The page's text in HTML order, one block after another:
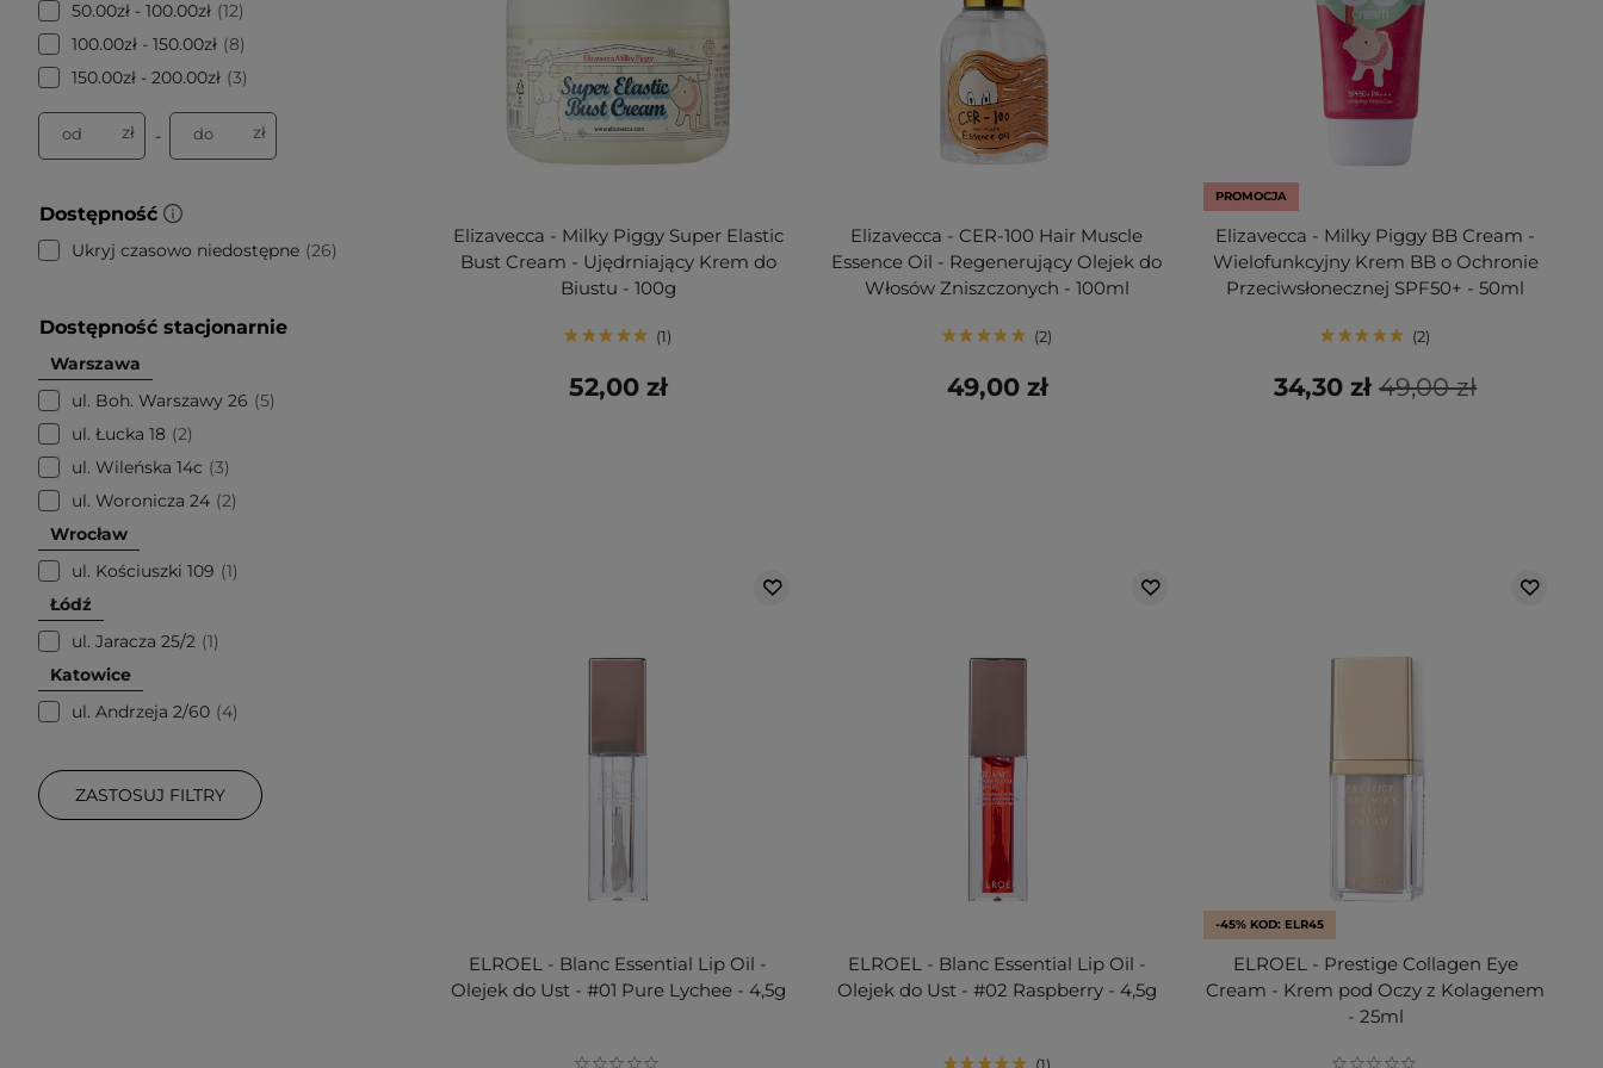
50.00zł - 100.00zł 12
100.00zł - 150.00zł 8
150.00zł - 200.00zł 3
od zł - do zł
Dostępność
Ukryj czasowo niedostępne 26
Dostępność stacjonarnie
Warszawa
ul. Boh. Warszawy 26
5
ul. Łucka 18 2
ul. Wileńska 14c
3
ul. Woronicza 24 2
Wrocław
ul. Kościuszki 109
1
Łódź
ul. Jaracza 25/2 1
Katowice
ul. Andrzeja 2/60
4
ZASTOSUJ FILTRY
Elizavecca - Milky Piggy Super Elastic
Bust Cream - Ujędrniający Krem do
Biustu - 100g
1
52,00 zł
Elizavecca - CER-100 Hair Muscle
Essence Oil - Regenerujący Olejek do
Włosów Zniszczonych - 100ml
2
49,00 zł
PROMOCJA
Elizavecca - Milky Piggy BB Cream -
Wielofunkcyjny Krem BB o Ochronie
Przeciwsłonecznej SPF50+ - 50ml
2
49,00 zł
34,30 zł
ELROEL - Blanc Essential Lip Oil -
Olejek do Ust - #01 Pure Lychee - 4,5g
ELROEL - Blanc Essential Lip Oil -
Olejek do Ust - #02 Raspberry - 4,5g
1
-45% KOD: ELR45
ELROEL - Prestige Collagen Eye
Cream - Krem pod Oczy z Kolagenem
- 25ml